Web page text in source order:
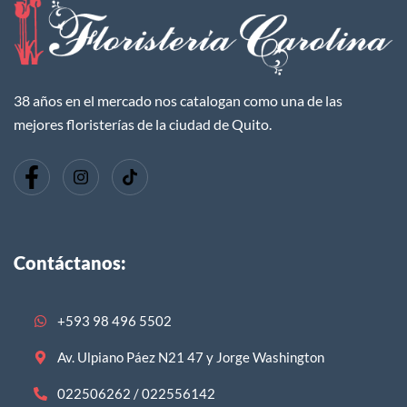
38 años en el mercado nos catalogan como una de las
mejores floristerías de la ciudad de Quito.
Contáctanos:
+593 98 496 5502
Av. Ulpiano Páez N21 47 y Jorge Washington
022506262 / 022556142